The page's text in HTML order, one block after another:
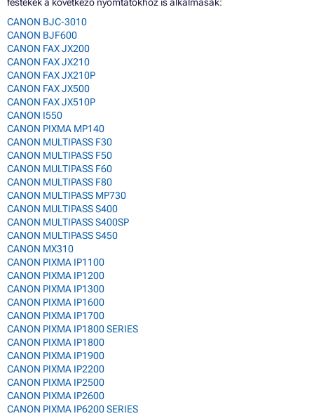
CANON BJC-3010
CANON BJF600
CANON FAX JX200
CANON FAX JX210
CANON FAX JX210P
CANON FAX JX500
CANON FAX JX510P
CANON I550
CANON PIXMA MP140
CANON MULTIPASS F30
CANON MULTIPASS F50
CANON MULTIPASS F60
CANON MULTIPASS F80
CANON MULTIPASS MP730
CANON MULTIPASS S400
CANON MULTIPASS S400SP
CANON MULTIPASS S450
CANON MX310
CANON PIXMA IP1100
CANON PIXMA IP1200
CANON PIXMA IP1300
CANON PIXMA IP1600
CANON PIXMA IP1700
CANON PIXMA IP1800 SERIES
CANON PIXMA IP1800
CANON PIXMA IP1900
CANON PIXMA IP2200
CANON PIXMA IP2500
CANON PIXMA IP2600
CANON PIXMA IP6200 SERIES